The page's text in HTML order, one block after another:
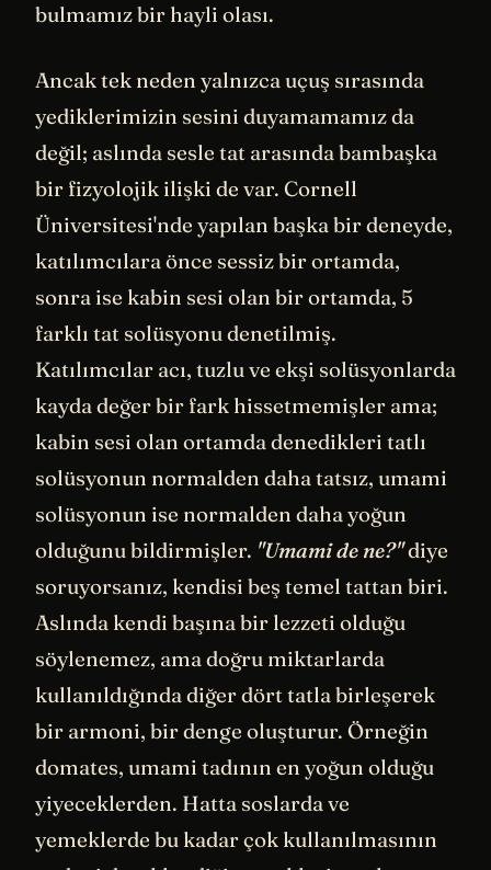
bulmamız bir hayli olası.
Ancak tek neden yalnızca uçuş sırasında
yediklerimizin sesini duyamamamız da
değil; aslında sesle tat arasında bambaşka
bir fizyolojik ilişki de var. Cornell
Üniversitesi'nde yapılan başka bir deneyde,
katılımcılara önce sessiz bir ortamda,
sonra ise kabin sesi olan bir ortamda, 5
farklı tat solüsyonu denetilmiş.
Katılımcılar acı, tuzlu ve ekşi solüsyonlarda
kayda değer bir fark hissetmemişler ama;
kabin sesi olan ortamda denedikleri tatlı
solüsyonun normalden daha tatsız, umami
solüsyonun ise normalden daha yoğun
olduğunu bildirmişler. "Umami de ne?"diye
soruyorsanız, kendisi beş temel tattan biri.
Aslında kendi başına bir lezzeti olduğu
söylenemez, ama doğru miktarlarda
kullanıldığında diğer dört tatla birleşerek
bir armoni, bir denge oluşturur. Örneğin
domates, umami tadının en yoğun olduğu
yiyeceklerden. Hatta soslarda ve
yemeklerde bu kadar çok kullanılmasının